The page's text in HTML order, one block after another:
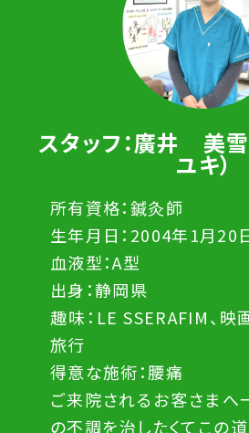
スタッフ：廣井 美
ユキ）
所有資格：鍼灸師
生年月日：2004年1月20
血液型：A型
出身：静岡県
趣味：LE SSERAFIM、映
旅行
得意な施術：腰痛
ご来院されるお客さまへ
の不調を治したくてこの道